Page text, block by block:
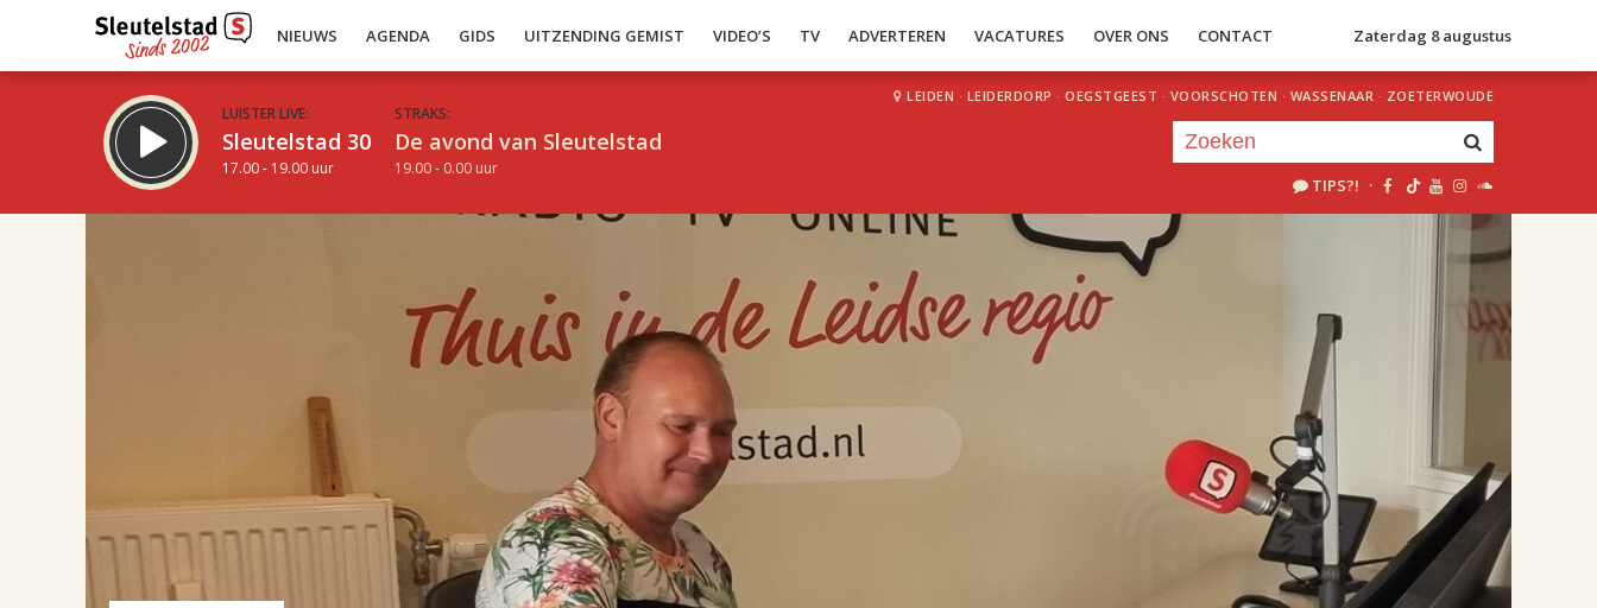
NIEUWS AGENDA GIDS UITZENDING GEMIST VIDEO’S TV ADVERTEREN VACATURES OVER ONS CONTACT Zaterdag 8 augustus
LUISTER LIVE:
Sleutelstad 30
17.00 - 19.00 uur
STRAKS:
De avond van Sleutelstad
19.00 - 0.00 uur
LEIDEN · LEIDERDORP · OEGSTGEEST · VOORSCHOTEN · WASSENAAR · ZOETERWOUDE
TIPS?! ·
uur 1 van 2
Volgend uur